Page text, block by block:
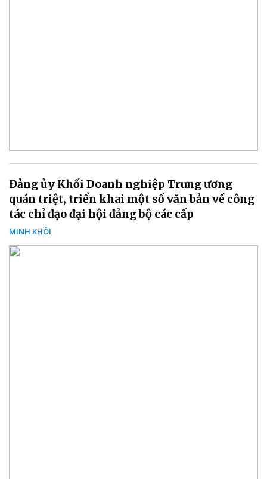
Đảng ủy Khối Doanh nghiệp Trung ương
quán triệt, triển khai một số văn bản về công
tác chỉ đạo đại hội đảng bộ các cấp
MINH KHÔI